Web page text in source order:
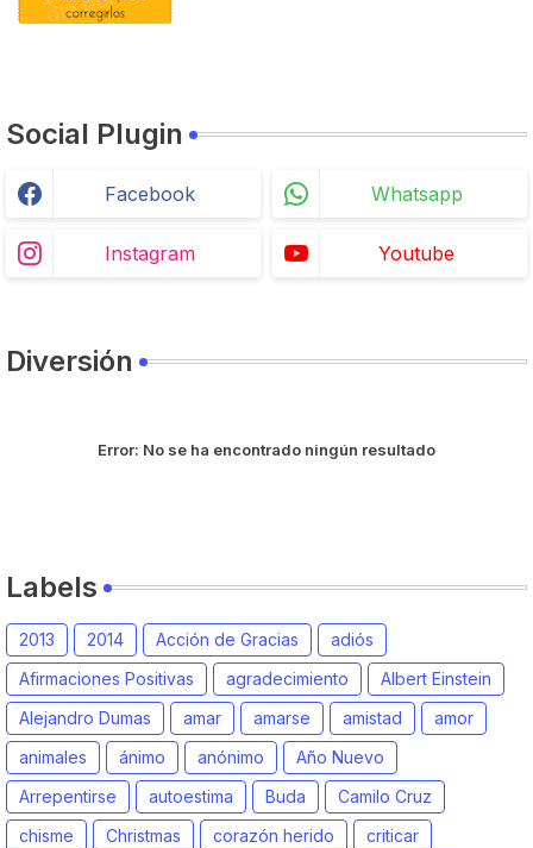
Social Plugin
Facebook Whatsapp
Instagram Youtube
Diversión
Error: No se ha encontrado ningún resultado
Labels
2013 2014 Acción de Gracias
adiós
Afirmaciones Positivas
agradecimiento
Albert Einstein
Alejandro Dumas
amar amarse amistad
amor
animales
ánimo anónimo
Año Nuevo
Arrepentirse
autoestima Buda
Camilo Cruz
chisme
Christmas corazón herido
criticar